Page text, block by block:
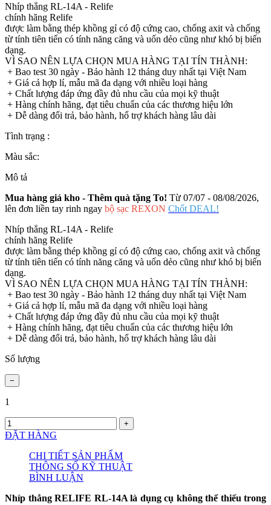
Nhíp thẳng RL-14A - Relife
chính hãng Relife
được làm bằng thép khồng gỉ có độ cứng cao, chống axit và chống
từ tính tiên tiến có tính năng căng và uốn dẻo cũng như khó bị biến
dạng.
VÌ SAO NÊN LỰA CHỌN MUA HÀNG TẠI TÍN THÀNH:
+ Bao test 30 ngày - Bảo hành 12 tháng duy nhất tại Việt Nam
+ Giá cả hợp lí, mẫu mã đa dạng với nhiều loại hàng
+ Chất lượng đáp ứng đầy đủ nhu cầu của mọi kỹ thuật
+ Hàng chính hãng, đạt tiêu chuẩn của các thương hiệu lớn
+ Dễ dàng đổi trả, bảo hành, hổ trợ khách hàng lâu dài
Tình trạng :
Màu sắc:
Mô tả
Mua hàng giá kho - Thêm quà tặng To! Từ 07/07 - 08/08/2026,
lên đơn liền tay rinh ngay bộ sạc REXON Chốt DEAL!
Nhíp thẳng RL-14A - Relife
chính hãng Relife
được làm bằng thép khồng gỉ có độ cứng cao, chống axit và chống
từ tính tiên tiến có tính năng căng và uốn dẻo cũng như khó bị biến
dạng.
VÌ SAO NÊN LỰA CHỌN MUA HÀNG TẠI TÍN THÀNH:
+ Bao test 30 ngày - Bảo hành 12 tháng duy nhất tại Việt Nam
+ Giá cả hợp lí, mẫu mã đa dạng với nhiều loại hàng
+ Chất lượng đáp ứng đầy đủ nhu cầu của mọi kỹ thuật
+ Hàng chính hãng, đạt tiêu chuẩn của các thương hiệu lớn
+ Dễ dàng đổi trả, bảo hành, hổ trợ khách hàng lâu dài
Số lượng
1
ĐẶT HÀNG
CHI TIẾT SẢN PHẨM
THÔNG SỐ KỸ THUẬT
BÌNH LUẬN
Nhíp thẳng RELIFE RL-14A là dụng cụ không thể thiếu trong